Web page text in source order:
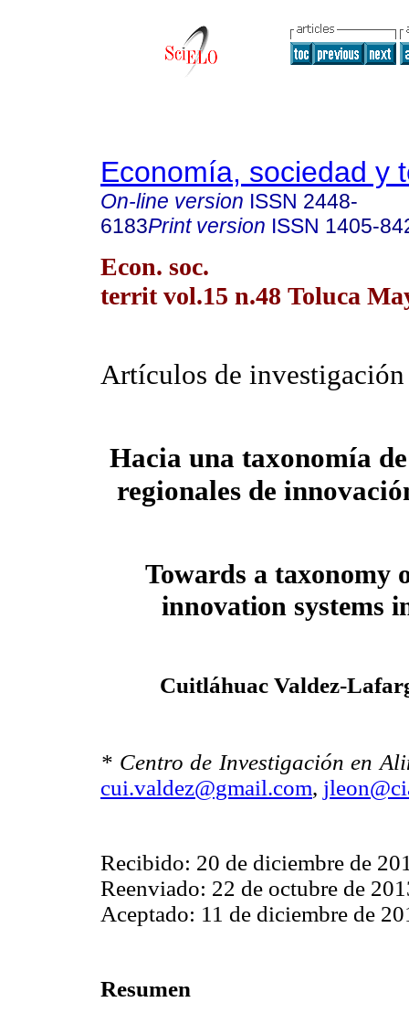
Economía, sociedad y
On-line version ISSN 2448-
6183Print version ISSN 1405-
Econ. soc.
territ vol.15 n.48 Toluca
Artículos de investigación
Hacia una taxonomía
regionales de
Towards a taxonomy
innovation systems
Cuitláhuac Valdez-
* Centro de Investigación en
cui.valdez@gmail.com,
Recibido: 20 de diciembre de
Reenviado: 22 de octubre de
Aceptado: 11 de diciembre de
Resumen